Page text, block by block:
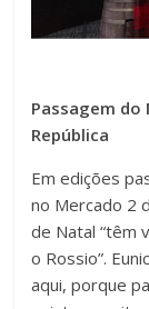
Passagem do
República
Em edições
no Mercado 2
de Natal “têm
o Rossio”.
aqui, porque